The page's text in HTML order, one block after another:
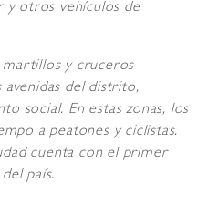
y otros vehículos de
martillos y cruceros
avenidas del distrito,
social. En estas zonas, los
a peatones y ciclistas.
cuenta con el primer
país.